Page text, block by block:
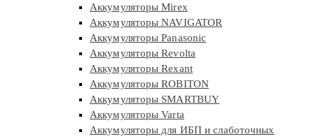
Аккумуляторы Mirex
Аккумуляторы NAVIGATOR
Аккумуляторы Panasonic
Аккумуляторы Revolta
Аккумуляторы Rexant
Аккумуляторы ROBITON
Аккумуляторы SMARTBUY
Аккумуляторы Varta
Аккумуляторы для ИБП и слаботочных